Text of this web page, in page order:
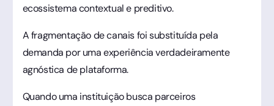
ecossistema contextual e preditivo.
A fragmentação de canais foi substituída pela
demanda por uma experiência verdadeiramente
agnóstica de plataforma.
Quando uma instituição busca parceiros